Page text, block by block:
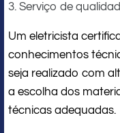
3. Serviço de
Um eletricista
conhecimentos
seja realizado com
a escolha dos
técnicas adequadas.